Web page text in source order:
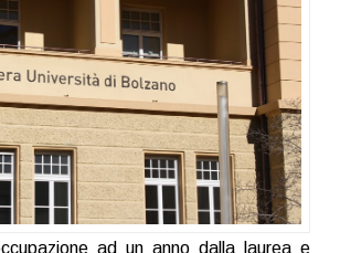
ad un anno dalla laurea e